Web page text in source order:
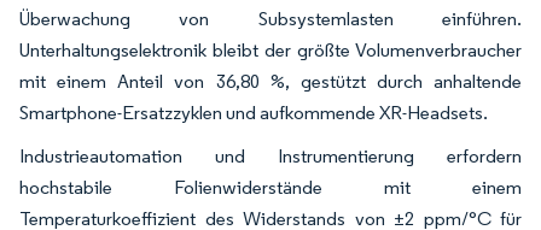
Überwachung von Subsystemlasten einführen.
Unterhaltungselektronik bleibt der größte Volumenverbraucher
mit einem Anteil von 36,80 %, gestützt durch anhaltende
Smartphone-Ersatzzyklen und aufkommende XR-Headsets.
Industrieautomation und Instrumentierung erfordern
hochstabile Folienwiderstände mit einem
Temperaturkoeffizient des Widerstands von ±2 ppm/°C für